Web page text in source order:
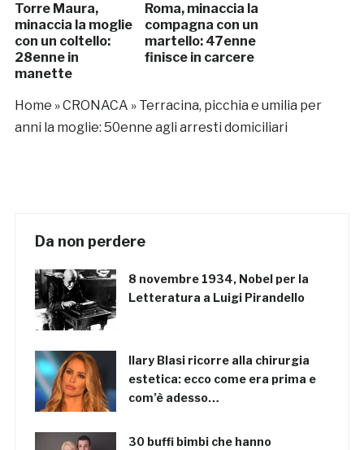
Torre Maura,
minaccia la moglie
con un coltello:
28enne in
manette
Roma, minaccia la
compagna con un
martello: 47enne
finisce in carcere
Home »CRONACA » Terracina, picchia e umilia per
anni la moglie: 50enne agli arresti domiciliari
Da non perdere
8 novembre 1934, Nobel per la
Letteratura a Luigi Pirandello
Ilary Blasi ricorre alla chirurgia
estetica: ecco come era prima e
com’è adesso…
30 buffi bimbi che hanno